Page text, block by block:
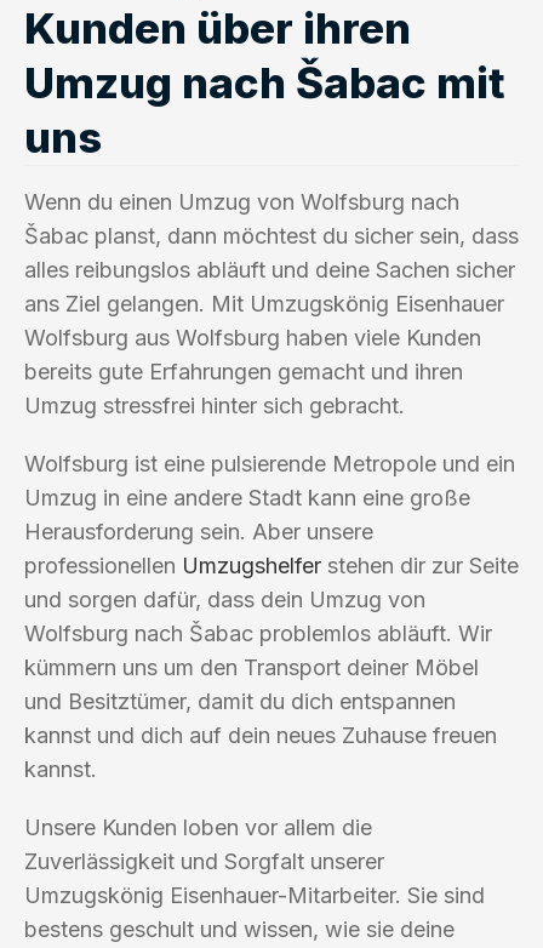
Kunden über ihren
Umzug nach Šabac mit
uns
Wenn du einen Umzug von Wolfsburg nach
Šabac planst, dann möchtest du sicher sein, dass
alles reibungslos abläuft und deine Sachen sicher
ans Ziel gelangen. Mit Umzugskönig Eisenhauer
Wolfsburg aus Wolfsburg haben viele Kunden
bereits gute Erfahrungen gemacht und ihren
Umzug stressfrei hinter sich gebracht.
Wolfsburg ist eine pulsierende Metropole und ein
Umzug in eine andere Stadt kann eine große
Herausforderung sein. Aber unsere
professionellen Umzugshelfer stehen dir zur Seite
und sorgen dafür, dass dein Umzug von
Wolfsburg nach Šabac problemlos abläuft. Wir
kümmern uns um den Transport deiner Möbel
und Besitztümer, damit du dich entspannen
kannst und dich auf dein neues Zuhause freuen
kannst.
Unsere Kunden loben vor allem die
Zuverlässigkeit und Sorgfalt unserer
Umzugskönig Eisenhauer-Mitarbeiter. Sie sind
bestens geschult und wissen, wie sie deine